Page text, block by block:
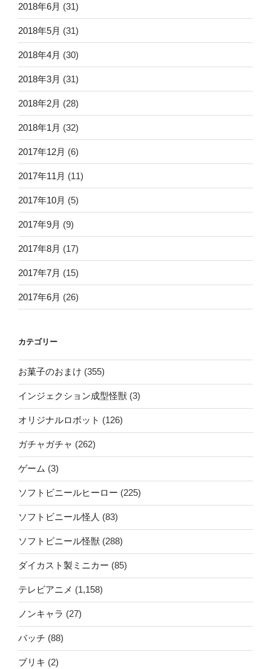
2018年6月 (31)
2018年5月 (31)
2018年4月 (30)
2018年3月 (31)
2018年2月 (28)
2018年1月 (32)
2017年12月 (6)
2017年11月 (11)
2017年10月 (5)
2017年9月 (9)
2017年8月 (17)
2017年7月 (15)
2017年6月 (26)
カテゴリー
お菓子のおまけ (355)
インジェクション成型怪獣 (3)
オリジナルロボット (126)
ガチャガチャ (262)
ゲーム (3)
ソフトビニールヒーロー (225)
ソフトビニール怪人 (83)
ソフトビニール怪獣 (288)
ダイカスト製ミニカー (85)
テレビアニメ (1,158)
ノンキャラ (27)
バッチ (88)
ブリキ (2)